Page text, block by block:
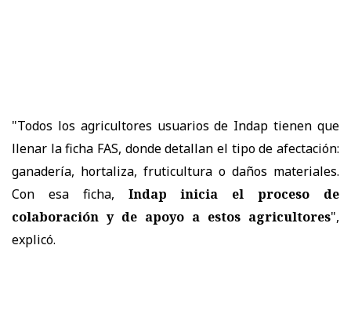
"Todos los agricultores usuarios de Indap tienen que
llenar la ficha FAS, donde detallan el tipo de afectación:
ganadería, hortaliza, fruticultura o daños materiales.
Con esa ficha, Indap inicia el proceso de
colaboración y de apoyo a estos agricultores",
explicó.